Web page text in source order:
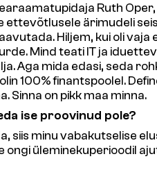
Ruth
ettevõtlusele ärimudeli
Hiljem, kui oli vaja
Mind teati IT ja
Aga mida edasi, seda
100% finantspoolel.
Sinna on pikk maa minna.
ise proovinud pole?
siis minu vabakutselise
ongi üleminekuperioodil